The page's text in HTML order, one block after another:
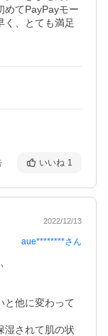
めてPayPayモー
く、とても満足
いいね 1
2022/12/13
aue********さん
と他に変わって
湿されて肌の状